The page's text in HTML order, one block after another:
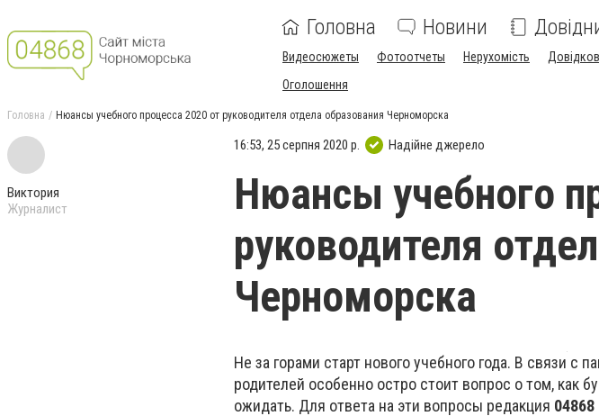
Головна Новини
Видеосюжеты Фотоотчеты Нерухомість
Оголошення
Головна Нюансы учебного процесса 2020 от руководителя отдела образования Черноморска
Виктория
Журналист
16:53, 25 серпня 2020 р. Надійне джерело
Нюансы учебного
руководителя
Черноморска
Не за горами старт нового учебного года. В связи с
родителей особенно остро стоит вопрос о том, как
ожидать. Для ответа на эти вопросы редакция 04868